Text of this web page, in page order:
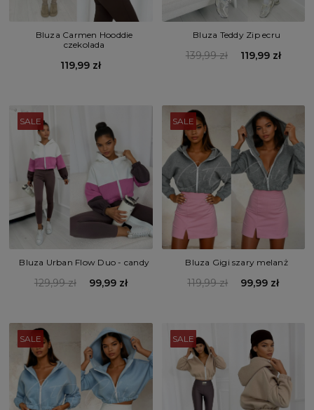
Bluza Carmen Hooddie
czekolada
119,99 zł
Bluza Teddy Zip ecru
139,99 zł 119,99 zł
SALE
Bluza Urban Flow Duo - candy
129,99 zł 99,99 zł
SALE
Bluza Gigi szary melanż
119,99 zł 99,99 zł
SALE SALE